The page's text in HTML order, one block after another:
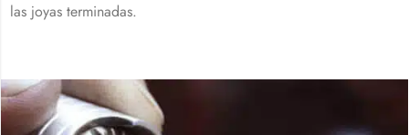
las joyas terminadas.